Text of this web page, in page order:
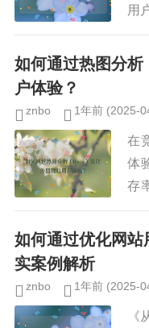
用
衡
标
如何通过热图分
户体验？
znbo 1年前 (2025-
在
体
存
O
的
如何通过优化网
实案例解析
znbo 1年前 (2025-